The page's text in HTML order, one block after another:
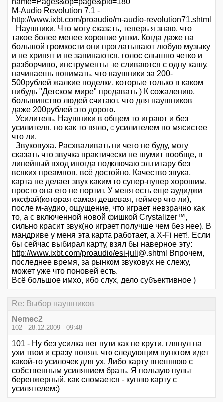
name=Pages&op=page&pid=180
M-Audio Revolution 7.1 -
http://www.ixbt.com/proaudio/m-audio-revolution71.shtml
Наушники. Что могу сказать, теперь я знаю, что
такое более менее хорошие ушки. Когда даже на
большой громкости они проглатывают любую музыку
и не хрипят и не запинаются, голос слышно четко и
разборчиво, инструменты не сливаются с одну кашу,
начинаешь понимать, что наушники за 200-
500рублей жалкие поделки, которые только в каком
нибудь "Детском мире" продавать ) К сожалению,
большинство людей считают, что для наушников
даже 200рублей это дорого.
Усилитель. Наушники в общем то играют и без
усилителя, но как то вяло, с усилителем по мясистее
что ли.
Звуковуха. Расхваливать ни чего не буду, могу
сказать что звучка практически не шумит вообще, в
линейный вход иногда подключаю эл.гитару без
всяких преампов, всё достойно. Качество звука,
карта не делает звук каким то супер-пупер хорошим,
просто она его не портит. У меня есть еще аудиджи
иксфай(которая самая дешевая, геймер что ли),
после м-аудио, ощущение, что играет невзрачно как
то, а с включенной новой фишкой Crystalizer™,
сильно красит звук(но играет получше чем без нее). В
мандриве у меня эта карта работает, а X-Fi нет!. Если
бы сейчас выбирал карту, взял бы наверное эту:
http://www.ixbt.com/proaudio/esi-juli@.shtml Впрочем,
последнее время, за рынком звуковух не слежу,
может уже что поновей есть.
Всё большое имхо, ибо слух, дело субъективное )
Re: Выбор наушников
Nemec2
102 - 28.12.2009 - 09:48
101 - Ну без усилка нет пути как не крути, глянул на
ухи твои и сразу понял, что следующим пунктом идет
какой-то усилочек для ух. Либо карту внешнюю с
собственным усилянием брать. Я пользую пульт
беренжерный, как сломается - куплю карту с
усилятелем:)